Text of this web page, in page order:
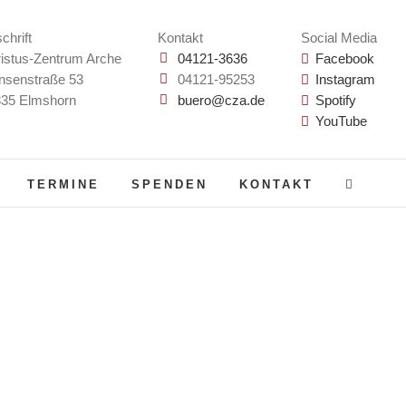
Zentrum Arche
53
Elmshorn
Kontakt
04121-3636
04121-95253
buero@cza.de
Social Media
Facebook
Instagram
Spotify
YouTube
TERMINE SPENDEN KONTAKT